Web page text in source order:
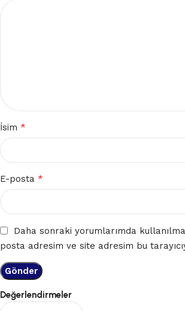
Değerlendirmeler
İsim *
E-posta *
Daha sonraki yorumlarımda
posta adresim ve site adresim bu